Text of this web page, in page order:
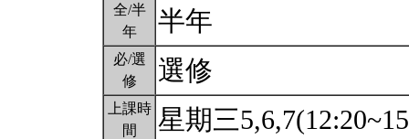
全/半
年
半年
必/選
修
選修
上課時
間
星期三